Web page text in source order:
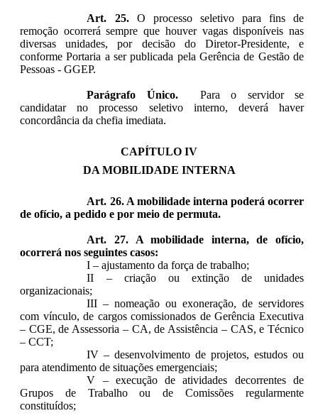
Art. 25. O processo seletivo para fins de
remoção ocorrerá sempre que houver vagas disponíveis nas
diversas unidades, por decisão do Diretor-Presidente, e
conforme Portaria a ser publicada pela Gerência de Gestão de
Pessoas - GGEP.
Parágrafo Único. Para o servidor se
candidatar no processo seletivo interno, deverá haver
concordância da chefia imediata.
CAPÍTULO IV
DA MOBILIDADE INTERNA
Art. 26. A mobilidade interna poderá ocorrer
de ofício, a pedido e por meio de permuta.
Art. 27. A mobilidade interna, de ofício,
ocorrerá nos seguintes casos:
I – ajustamento da força de trabalho;
II – criação ou extinção de unidades
organizacionais;
III – nomeação ou exoneração, de servidores
com vínculo, de cargos comissionados de Gerência Executiva
– CGE, de Assessoria – CA, de Assistência – CAS, e Técnico
– CCT;
IV – desenvolvimento de projetos, estudos ou
para atendimento de situações emergenciais;
V – execução de atividades decorrentes de
Grupos de Trabalho ou de Comissões regularmente
constituídos;